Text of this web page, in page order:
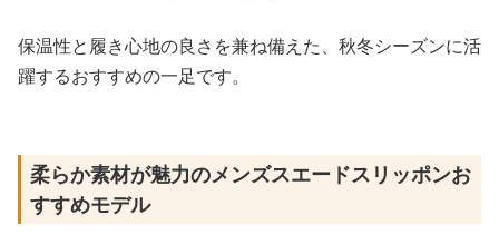
保温性と履き心地の良さを兼ね備えた、秋冬シーズンに活
躍するおすすめの一足です。
柔らか素材が魅力のメンズスエードスリッポンお
すすめモデル